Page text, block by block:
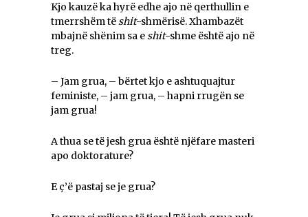
Kjo kauzë ka hyrë edhe ajo në qerthullin e
tmerrshëm tëshit-shmërisë. Xhambazët
mbajnë shënim sa eshit-shme është ajo në
treg.
– Jam grua, – bërtet kjo e ashtuquajtur
feministe, – jam grua, – hapni rrugën se
jam grua!
A thua se të jesh grua është njëfare masteri
apo doktorature?
E ç’ë pastaj se je grua?